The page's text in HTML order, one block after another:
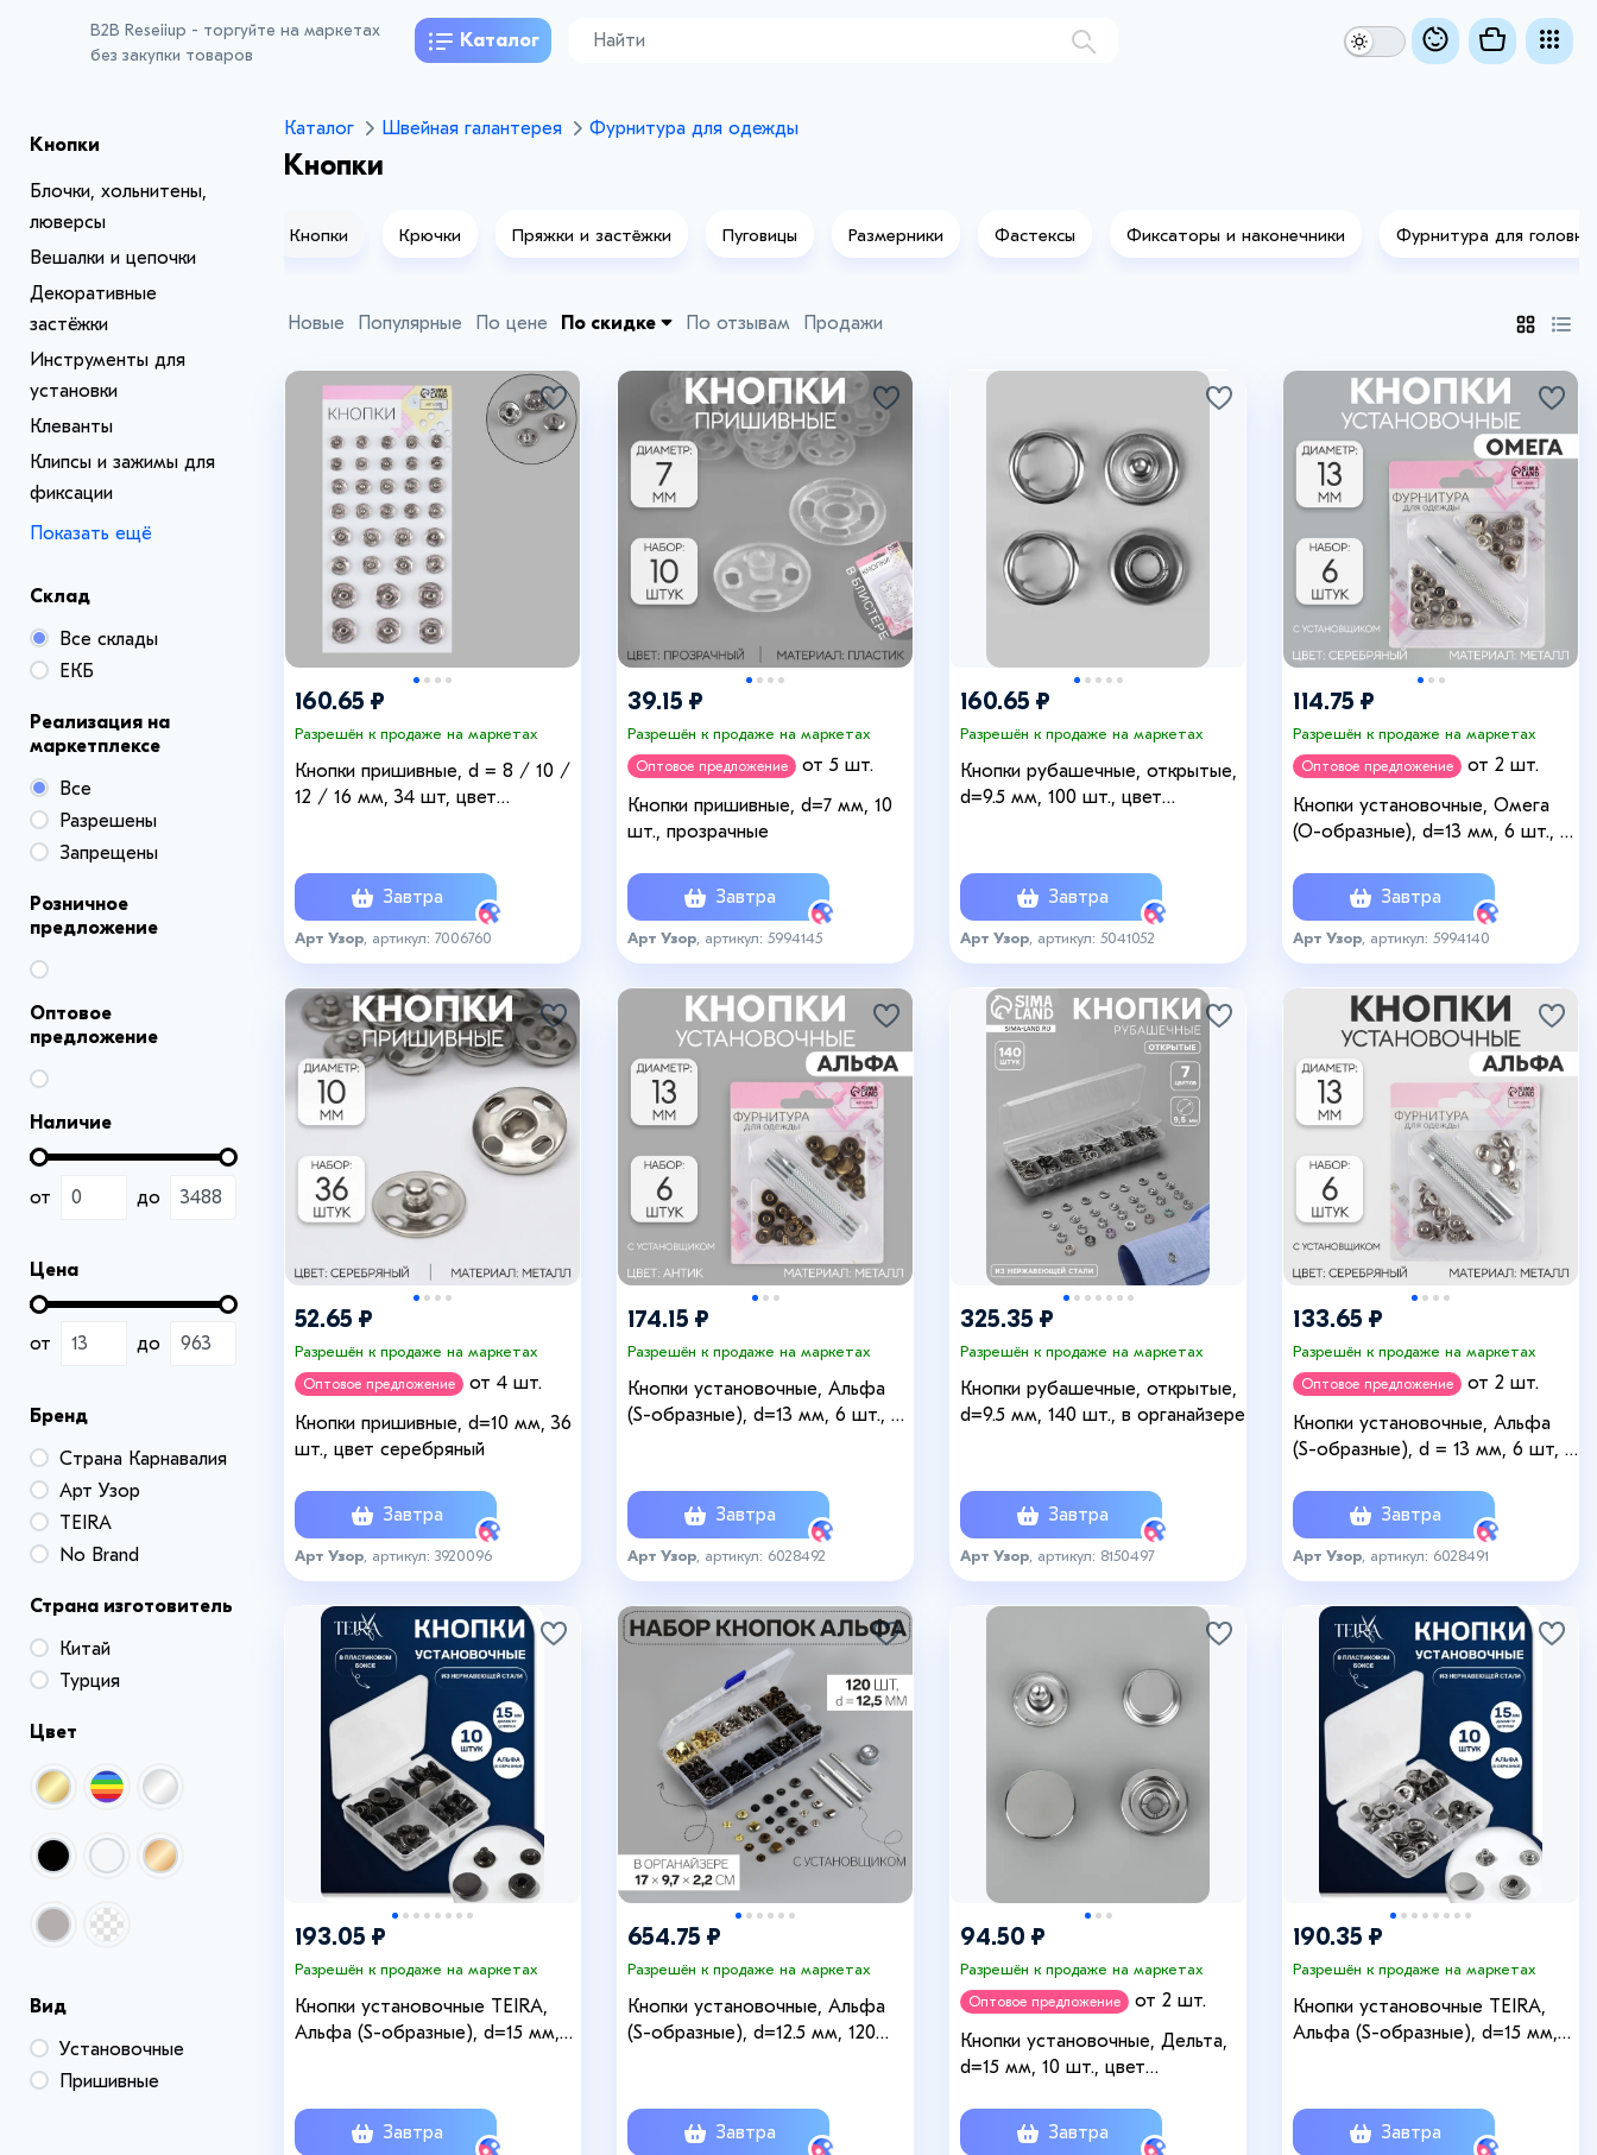
B2B Reseiiup - торгуйте на маркетах
без закупки товаров
Каталог
Кнопки
Блочки, хольнитены,
люверсы
Вешалки и цепочки
Декоративные
застёжки
Инструменты для
установки
Клеванты
Клипсы и зажимы для
фиксации
Показать ещё
Склад
Все склады
ЕКБ
Реализация на
маркетплексе
Все
Разрешены
Запрещены
Розничное
предложение
Оптовое
предложение
Наличие
от до
Цена
от до
Бренд
Страна Карнавалия
Арт Узор
TEIRA
No Brand
Страна изготовитель
Китай
Турция
Цвет
Вид
Установочные
Пришивные
Каталог Швейная галантерея Фурнитура для одежды
Кнопки
и зажимы для фиксации Кнопки Крючки Пряжки и застёжки Пуговицы Размерники Фастексы Фиксаторы и наконечники Фурнитура для
Новые Популярные По цене По скидке По отзывам Продажи
160.65 ₽
Разрешён к продаже на маркетах
Кнопки пришивные, d = 8 / 10 /
12 / 16 мм, 34 шт, цвет
Завтра
Арт Узор , артикул: 7006760
39.15 ₽
Разрешён к продаже на маркетах
Оптовое предложение
от 5 шт.
Кнопки пришивные, d=7 мм, 10
шт., прозрачные
Завтра
Арт Узор , артикул: 5994145
160.65 ₽
Разрешён к продаже на маркетах
Кнопки рубашечные, открытые,
d=9.5 мм, 100 шт., цвет
Завтра
Арт Узор , артикул: 5041052
114.75 ₽
Разрешён к продаже на маркетах
Оптовое предложение
от 2 шт.
Кнопки установочные, Омега
(О-образные), d=13 мм, 6 шт., с
серебряный
Завтра
Арт Узор , артикул: 5994140
52.65 ₽
Разрешён к продаже на маркетах
Оптовое предложение
от 4 шт.
Кнопки пришивные, d=10 мм, 36
шт., цвет серебряный
Завтра
Арт Узор , артикул: 3920096
174.15 ₽
Разрешён к продаже на маркетах
Кнопки установочные, Альфа
(S-образные), d=13 мм, 6 шт., с
Завтра
Арт Узор , артикул: 6028492
325.35 ₽
Разрешён к продаже на маркетах
Кнопки рубашечные, открытые,
d=9.5 мм, 140 шт., в органайзере
Завтра
Арт Узор , артикул: 8150497
133.65 ₽
Разрешён к продаже на маркетах
Оптовое предложение
от 2 шт.
Кнопки установочные, Альфа
(S-образные), d = 13 мм, 6 шт, с
серебряный
Завтра
Арт Узор , артикул: 6028491
193.05 ₽
Разрешён к продаже на маркетах
Кнопки установочные TEIRA,
Альфа (S-образные), d=15 мм,
Завтра
654.75 ₽
Разрешён к продаже на маркетах
Кнопки установочные, Альфа
(S-образные), d=12.5 мм, 120
Завтра
94.50 ₽
Разрешён к продаже на маркетах
Оптовое предложение
от 2 шт.
Кнопки установочные, Дельта,
d=15 мм, 10 шт., цвет
Завтра
190.35 ₽
Разрешён к продаже на маркетах
Кнопки установочные TEIRA,
Альфа (S-образные), d=15 мм,
Завтра